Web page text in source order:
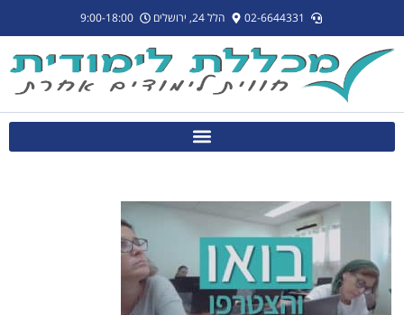
02-6644331 הלל 24, ירושלים 9:00-18:00